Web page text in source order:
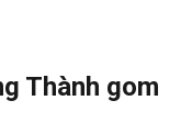
Thành gom